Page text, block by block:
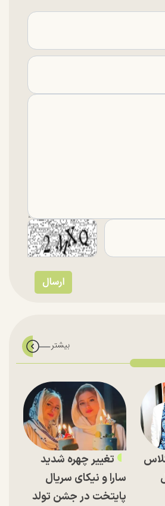
تغییر چهره شدید
سارا و نیکای سریال
پایتخت در جشن تولد